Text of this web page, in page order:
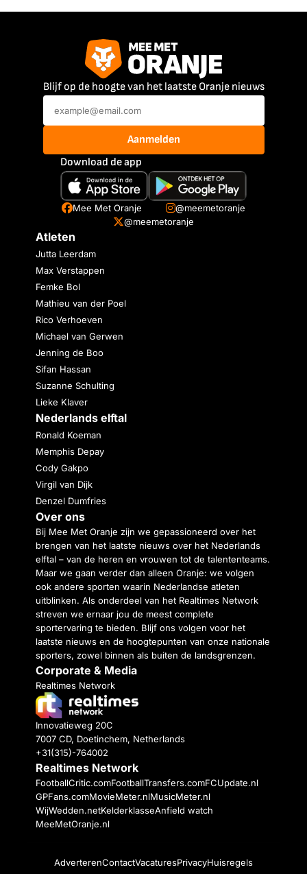
Blijf op de hoogte van het laatste Oranje nieuws
Aanmelden
Download de app
Mee Met Oranje
@meemetoranje
@meemetoranje
Atleten
Jutta Leerdam
Max Verstappen
Femke Bol
Mathieu van der Poel
Rico Verhoeven
Michael van Gerwen
Jenning de Boo
Sifan Hassan
Suzanne Schulting
Lieke Klaver
Nederlands elftal
Ronald Koeman
Memphis Depay
Cody Gakpo
Virgil van Dijk
Denzel Dumfries
Over ons
Bij Mee Met Oranje zijn we gepassioneerd over het
brengen van het laatste nieuws over het Nederlands
elftal – van de heren en vrouwen tot de talententeams.
Maar we gaan verder dan alleen Oranje: we volgen
ook andere sporten waarin Nederlandse atleten
uitblinken. Als onderdeel van het Realtimes Network
streven we ernaar jou de meest complete
sportervaring te bieden. Blijf ons volgen voor het
laatste nieuws en de hoogtepunten van onze nationale
sporters, zowel binnen als buiten de landsgrenzen.
Corporate & Media
Realtimes Network
Innovatieweg 20C
7007 CD, Doetinchem, Netherlands
+31(315)-764002
Realtimes Network
FootballCritic.comFootballTransfers.comFCUpdate.nl
GPFans.comMovieMeter.nlMusicMeter.nl
WijWedden.netKelderklasseAnfield watch
MeeMetOranje.nl
AdverterenContactVacaturesPrivacyHuisregels